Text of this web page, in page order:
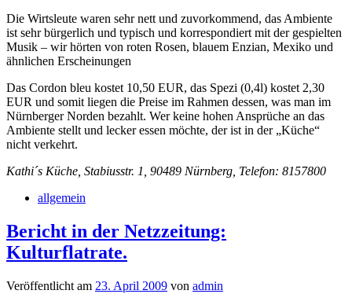
Die Wirtsleute waren sehr nett und zuvorkommend, das Ambiente
ist sehr bürgerlich und typisch und korrespondiert mit der gespielten
Musik – wir hörten von roten Rosen, blauem Enzian, Mexiko und
ähnlichen Erscheinungen
Das Cordon bleu kostet 10,50 EUR, das Spezi (0,4l) kostet 2,30
EUR und somit liegen die Preise im Rahmen dessen, was man im
Nürnberger Norden bezahlt. Wer keine hohen Ansprüche an das
Ambiente stellt und lecker essen möchte, der ist in der „Küche“
nicht verkehrt.
Kathi´s Küche, Stabiusstr. 1, 90489 Nürnberg, Telefon: 8157800
allgemein
Bericht in der Netzzeitung:
Kulturflatrate.
Veröffentlicht am 23. April 2009 von admin